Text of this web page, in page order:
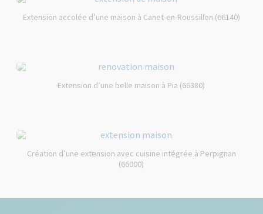
Extension accolée d’une maison à Canet-en-Roussillon (66140)
Extension d’une belle maison à Pia (66380)
Création d’une extension avec cuisine intégrée à Perpignan
(66000)